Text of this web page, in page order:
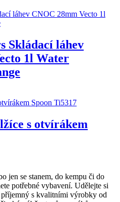
Skládací láhev
1l Water
s otvírákem
jen se stanem, do kempu či do
potřebné vybavení. Udělejte si
s kvalitními výrobky od